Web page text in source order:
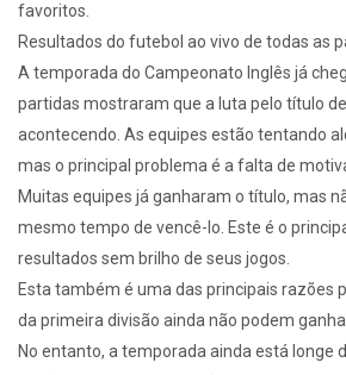
favoritos.
Resultados do futebol ao vivo de todas as
A temporada do Campeonato Inglês já
partidas mostraram que a luta pelo título
acontecendo. As equipes estão tentando
mas o principal problema é a falta de
Muitas equipes já ganharam o título, mas
mesmo tempo de vencê-lo. Este é o
resultados sem brilho de seus jogos.
Esta também é uma das principais razões
da primeira divisão ainda não podem
No entanto, a temporada ainda está longe